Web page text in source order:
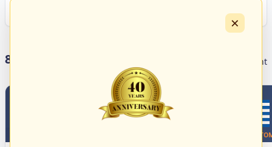
8 Livestreams heute Livestream Übersicht
0
×